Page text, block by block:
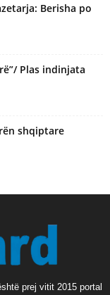
Berisha po
Plas indinjata
shqiptare
prej vitit 2015 portal